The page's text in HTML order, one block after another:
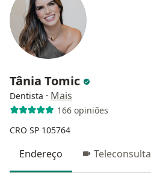
Tânia Tomic
Dentista · Mais
166 opiniões
CRO SP 105764
Endereço Teleconsulta